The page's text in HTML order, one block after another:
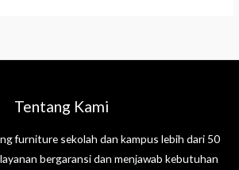
Tentang Kami
furniture sekolah dan kampus lebih dari 50
bergaransi dan menjawab kebutuhan